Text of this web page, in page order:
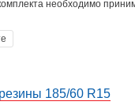
необходимо
185/60 R15